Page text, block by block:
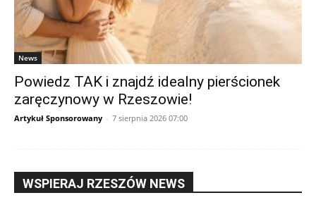
News
Powiedz TAK i znajdź idealny pierścionek
zaręczynowy w Rzeszowie!
Artykuł Sponsorowany - 7 sierpnia 2026 07:00
WSPIERAJ RZESZÓW NEWS